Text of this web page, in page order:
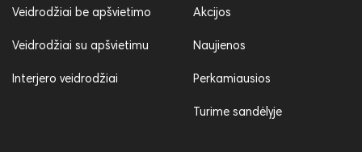
Veidrodžiai be apšvietimo
Veidrodžiai su apšvietimu
Interjero veidrodžiai
Akcijos
Naujienos
Perkamiausios
Turime sandėlyje